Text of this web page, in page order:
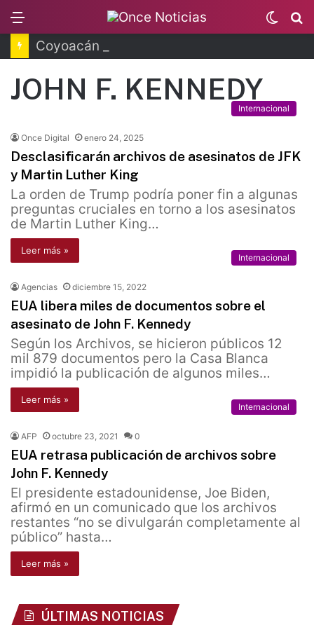
Switch
skin
JOHN F. KENNEDY
Internacional
Once Digital enero 24, 2025
Desclasificarán archivos de asesinatos de JFK
y Martin Luther King
La orden de Trump podría poner fin a algunas
preguntas cruciales en torno a los asesinatos
de Martin Luther King…
Leer más »
Internacional
Agencias diciembre 15, 2022
EUA libera miles de documentos sobre el
asesinato de John F. Kennedy
Según los Archivos, se hicieron públicos 12
mil 879 documentos pero la Casa Blanca
impidió la publicación de algunos miles…
Leer más »
Internacional
AFP octubre 23, 2021 0
EUA retrasa publicación de archivos sobre
John F. Kennedy
El presidente estadounidense, Joe Biden,
afirmó en un comunicado que los archivos
restantes “no se divulgarán completamente al
público” hasta…
Leer más »
ÚLTIMAS NOTICIAS